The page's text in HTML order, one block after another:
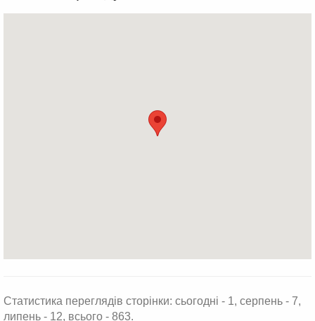
Статистика переглядів сторінки: сьогодні - 1, серпень - 7,
липень - 12, всього - 863.